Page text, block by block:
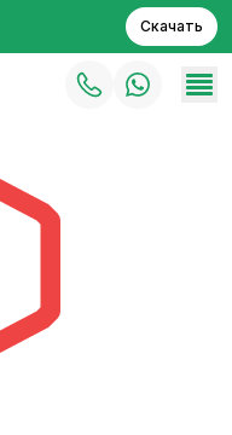
Скачать